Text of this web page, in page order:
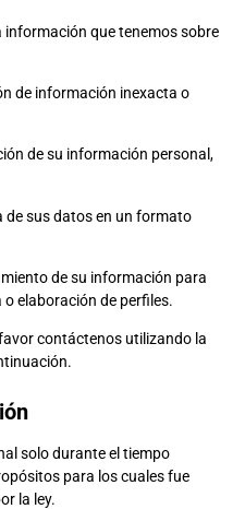
información que tenemos sobre
de información inexacta o
de su información personal,
de sus datos en un formato
de su información para
elaboración de perfiles.
contáctenos utilizando la
solo durante el tiempo
para los cuales fue
la ley.